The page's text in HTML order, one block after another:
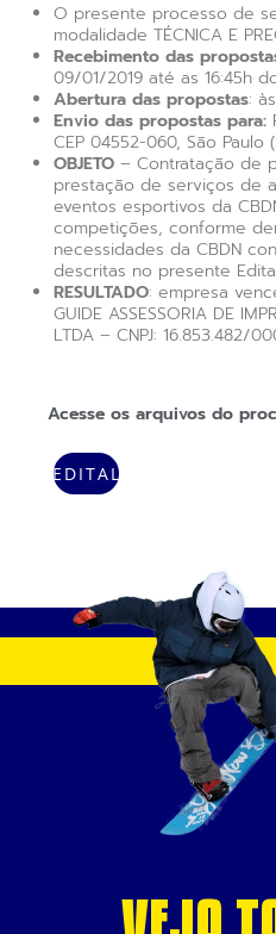
O presente processo de
modalidade TÉCNICA E
Recebimento das
09/01/2019 até as 16:45h
Abertura das propostas:
Envio das propostas para:
CEP 04552-060, São Paulo
OBJETO – Contratação de
prestação de serviços de
eventos esportivos da
competições, conforme
necessidades da CBDN
descritas no presente
RESULTADO: empresa
GUIDE ASSESSORIA DE
LTDA – CNPJ: 16.853.482/
Acesse os arquivos do
EDITAL